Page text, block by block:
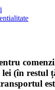
lei (în restul